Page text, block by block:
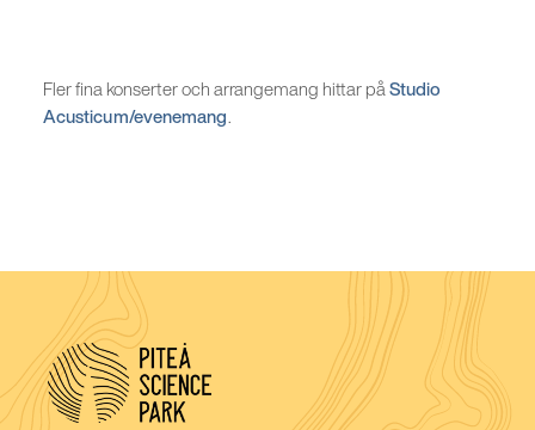
Fler fina konserter och arrangemang hittar på Studio
Acusticum/evenemang